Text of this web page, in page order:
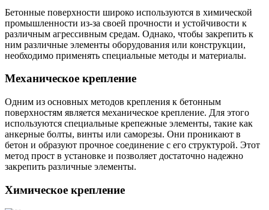
Бетонные поверхности широко используются в химической
промышленности из-за своей прочности и устойчивости к
различным агрессивным средам. Однако, чтобы закрепить к
ним различные элементы оборудования или конструкции,
необходимо применять специальные методы и материалы.
Механическое крепление
Одним из основных методов крепления к бетонным
поверхностям является механическое крепление. Для этого
используются специальные крепежные элементы, такие как
анкерные болты, винты или саморезы. Они проникают в
бетон и образуют прочное соединение с его структурой. Этот
метод прост в установке и позволяет достаточно надежно
закрепить различные элементы.
Химическое крепление